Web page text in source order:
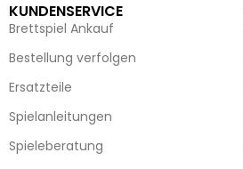
KUNDENSERVICE
Brettspiel Ankauf
Bestellung verfolgen
Ersatzteile
Spielanleitungen
Spieleberatung